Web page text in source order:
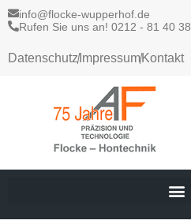
info@flocke-wupperhof.de
Rufen Sie uns an! 0212 - 81 40 38
DatenschutzImpressumKontakt